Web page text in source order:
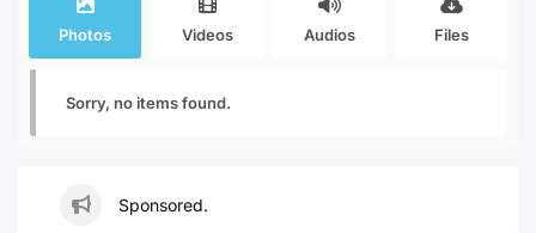
Photos Videos Audios Files
Sorry, no items found.
Sponsored.